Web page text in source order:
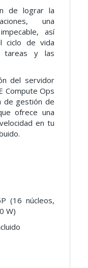
de lograr la
una
así
ciclo de vida
tareas y las
del servidor
Compute Ops
de gestión de
ofrece una
en tu
(16 núcleos,
W)